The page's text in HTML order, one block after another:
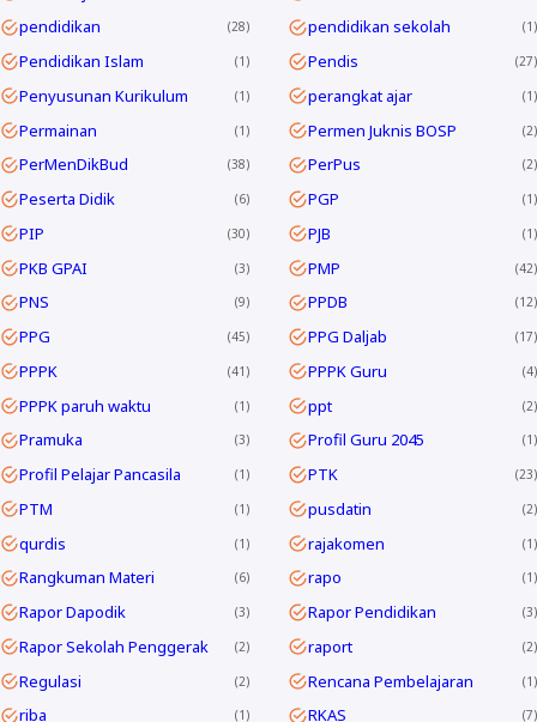
pendidikan 28 pendidikan sekolah 1
Pendidikan Islam 1 Pendis 27
Penyusunan Kurikulum 1 perangkat ajar 1
Permainan 1 Permen Juknis BOSP 2
PerMenDikBud 38 PerPus 2
Peserta Didik 6 PGP 1
PIP 30 PJB 1
PKB GPAI 3 PMP 42
PNS 9 PPDB 12
PPG 45 PPG Daljab 17
PPPK 41 PPPK Guru 4
PPPK paruh waktu 1 ppt 2
Pramuka 3 Profil Guru 2045 1
Profil Pelajar Pancasila 1 PTK 23
PTM 1 pusdatin 2
qurdis 1 rajakomen 1
Rangkuman Materi 6 rapo 1
Rapor Dapodik 3 Rapor Pendidikan 3
Rapor Sekolah Penggerak 2 raport 2
Regulasi 2 Rencana Pembelajaran 1
riba 1 RKAS 7